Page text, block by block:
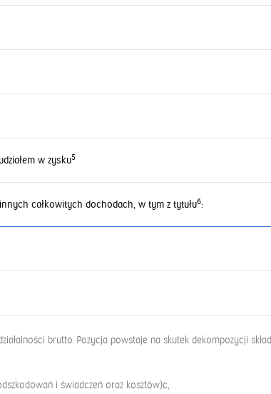
w zysku5
całkowitych dochodach, w tym z tytułu6:
brutto. Pozycja powstaje na skutek dekompozycji
i świadczeń oraz kosztów)c,